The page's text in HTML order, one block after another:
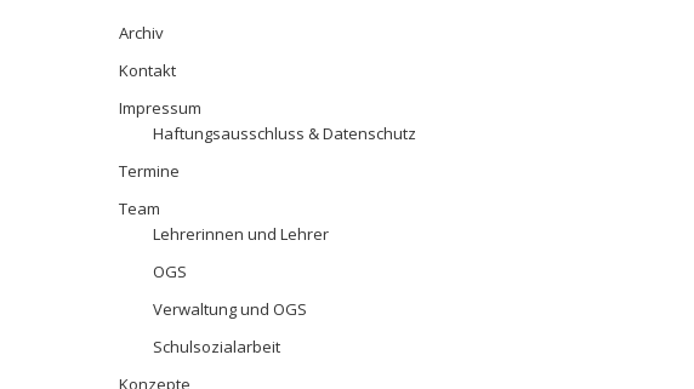
Archiv
Kontakt
Impressum
Haftungsausschluss & Datenschutz
Termine
Team
Lehrerinnen und Lehrer
OGS
Verwaltung und OGS
Schulsozialarbeit
Konzepte